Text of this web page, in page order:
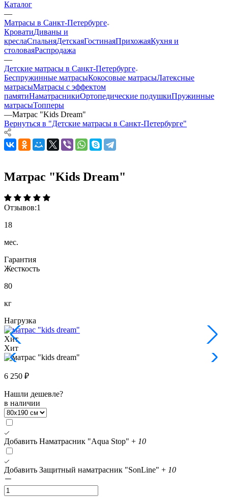
Каталог
—
Матрасы в Санкт-Петербурге
КроватиДиваны и
креслаСпальняДетскаяГостинаяПрихожаяКухня и
столоваяРаспродажа
—
Детские матрасы в Санкт-Петербурге
Беспружинные матрасыКокосовые матрасыЛатексные
матрасыМатрасы с эффектом
памятиНаматрасникиОртопедические подушкиПружинные
матрасыТопперы
—Матрас "Kids Dream"
Вернуться в "Детские матрасы в Санкт-Петербурге"
Матрас "Kids Dream"
Отзывов:1
18
мес.
Гарантия
Жесткость
80
кг
Нагрузка
Хит
Хит
6 250 ₽
Нашли дешевле?
в наличии
Добавить Наматрасник "Aqua Stop" + 10
Добавить Защитный наматрасник "SonLine" + 10